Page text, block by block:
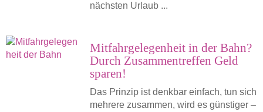
nächsten Urlaub ...
Mitfahrgelegenheit in der Bahn?
Durch Zusammentreffen Geld
sparen!
Das Prinzip ist denkbar einfach, tun sich
mehrere zusammen, wird es günstiger –